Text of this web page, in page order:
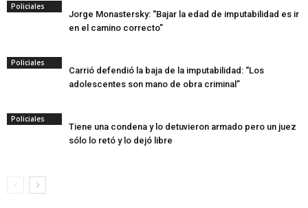
Policiales
Jorge Monastersky: “Bajar la edad de imputabilidad es ir
en el camino correcto”
Policiales
Carrió defendió la baja de la imputabilidad: “Los
adolescentes son mano de obra criminal”
Policiales
Tiene una condena y lo detuvieron armado pero un juez
sólo lo retó y lo dejó libre